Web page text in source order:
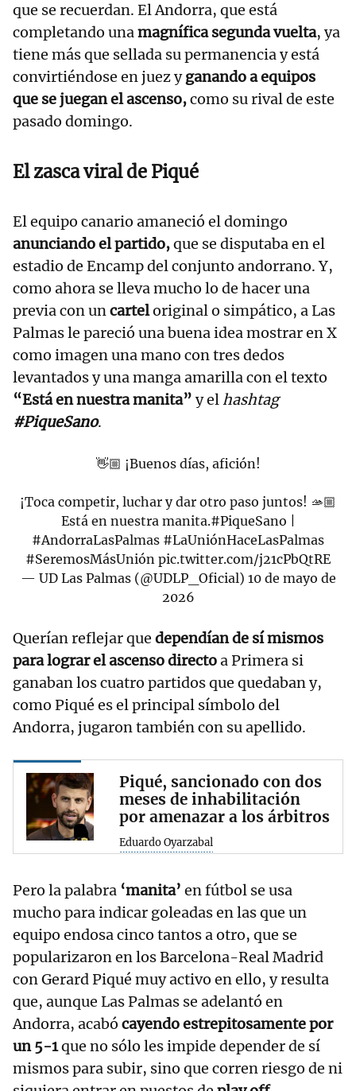
que se recuerdan. El Andorra, que está
completando unamagnífica segunda vuelta, ya
tiene más que sellada su permanencia y está
convirtiéndose en juez yganando a equipos
que se juegan el ascenso,como su rival de este
pasado domingo.
El zasca viral de Piqué
El equipo canario amaneció el domingo
anunciando el partido,que se disputaba en el
estadio de Encamp del conjunto andorrano. Y,
como ahora se lleva mucho lo de hacer una
previa con uncarteloriginal o simpático, a Las
Palmas le pareció una buena idea mostrar en X
como imagen una mano con tres dedos
levantados y una manga amarilla con el texto
“Está en nuestra manita” y elhashtag
#PiqueSano.
👋🏼 ¡Buenos días, afición!
¡Toca competir, luchar y dar otro paso juntos! 🫴🏼
Está en nuestra manita.#PiqueSano
#AndorraLasPalmas #LaUniónHaceLasPalmas
#SeremosMásUnión pic.twitter.com/j21cPbQtRE
— UD Las Palmas (@UDLP_Oficial) 10 de mayo de
2026
Querían reflejar que dependían de sí mismos
para lograr el ascenso directoa Primera si
ganaban los cuatro partidos que quedaban y,
como Piqué es el principal símbolo del
Andorra, jugaron también con su apellido.
Piqué, sancionado con dos
meses de inhabilitación
por amenazar a los árbitros
Eduardo Oyarzabal
Pero la palabra ‘manita’ en fútbol se usa
mucho para indicar goleadas en las que un
equipo endosa cinco tantos a otro, que se
popularizaron en los Barcelona-Real Madrid
con Gerard Piqué muy activo en ello, y resulta
que, aunque Las Palmas se adelantó en
Andorra, acabó cayendo estrepitosamente por
un 5-1que no sólo les impide depender de sí
mismos para subir, sino que corren riesgo de ni